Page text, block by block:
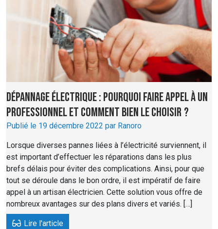
Dépannage électrique : pourquoi faire appel à un
professionnel et comment bien le choisir ?
Publié le 19 décembre 2022 par Ranoro
Lorsque diverses pannes liées à l’électricité surviennent, il
est important d’effectuer les réparations dans les plus
brefs délais pour éviter des complications. Ainsi, pour que
tout se déroule dans le bon ordre, il est impératif de faire
appel à un artisan électricien. Cette solution vous offre de
nombreux avantages sur des plans divers et variés. […]
Lire l'article